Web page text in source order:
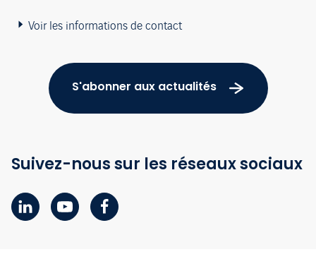
Voir les informations de contact
S'abonner aux actualités
Suivez-nous sur les réseaux sociaux